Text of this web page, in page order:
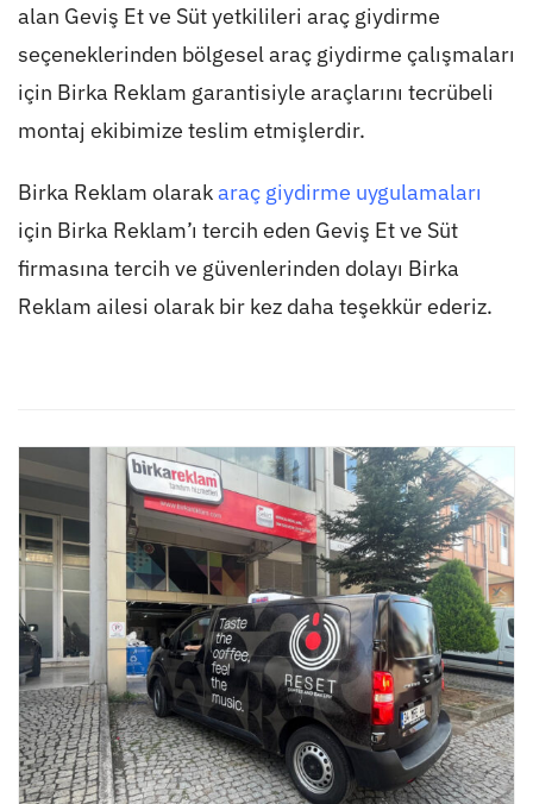
alan Geviş Et ve Süt yetkilileri araç giydirme
seçeneklerinden bölgesel araç giydirme çalışmaları
için Birka Reklam garantisiyle araçlarını tecrübeli
montaj ekibimize teslim etmişlerdir.
Birka Reklam olarakaraç giydirme uygulamaları
için Birka Reklam’ı tercih eden Geviş Et ve Süt
firmasına tercih ve güvenlerinden dolayı Birka
Reklam ailesi olarak bir kez daha teşekkür ederiz.